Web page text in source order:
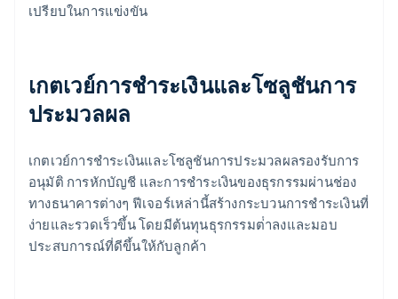
เปรียบในการแข่งขัน
เกตเวย์การชําระเงินและโซลูชันการ
ประมวลผล
เกตเวย์การชําระเงินและโซลูชันการประมวลผลรองรับการ
อนุมัติ การหักบัญชี และการชําระเงินของธุรกรรมผ่านช่อง
ทางธนาคารต่างๆ ฟีเจอร์เหล่านี้สร้างกระบวนการชําระเงินที่
ง่ายและรวดเร็วขึ้น โดยมีต้นทุนธุรกรรมต่ําลงและมอบ
ประสบการณ์ที่ดีขึ้นให้กับลูกค้า